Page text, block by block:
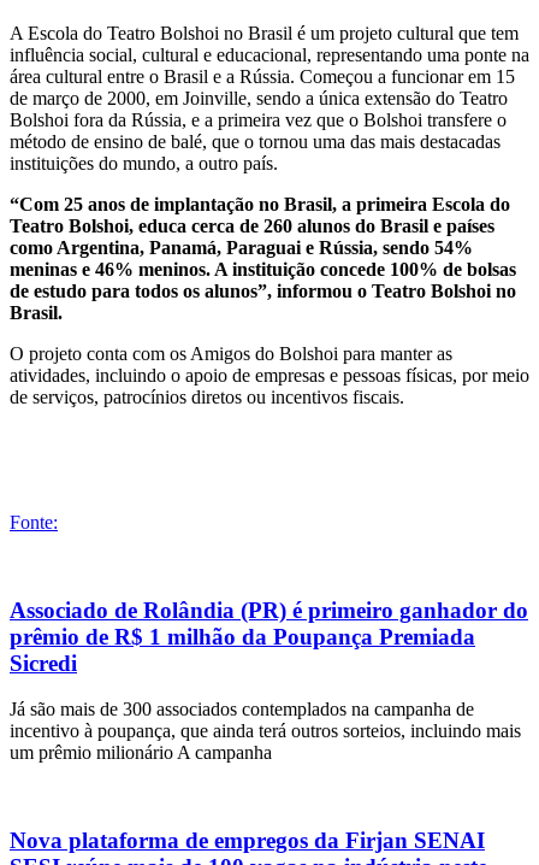
A Escola do Teatro Bolshoi no Brasil é um projeto cultural que tem
influência social, cultural e educacional, representando uma ponte na
área cultural entre o Brasil e a Rússia. Começou a funcionar em 15
de março de 2000, em Joinville, sendo a única extensão do Teatro
Bolshoi fora da Rússia, e a primeira vez que o Bolshoi transfere o
método de ensino de balé, que o tornou uma das mais destacadas
instituições do mundo, a outro país.
“Com 25 anos de implantação no Brasil, a primeira Escola do
Teatro Bolshoi, educa cerca de 260 alunos do Brasil e países
como Argentina, Panamá, Paraguai e Rússia, sendo 54%
meninas e 46% meninos. A instituição concede 100% de bolsas
de estudo para todos os alunos”, informou o Teatro Bolshoi no
Brasil.
O projeto conta com os Amigos do Bolshoi para manter as
atividades, incluindo o apoio de empresas e pessoas físicas, por meio
de serviços, patrocínios diretos ou incentivos fiscais.
Fonte:
Associado de Rolândia (PR) é primeiro ganhador do
prêmio de R$ 1 milhão da Poupança Premiada
Sicredi
Já são mais de 300 associados contemplados na campanha de
incentivo à poupança, que ainda terá outros sorteios, incluindo mais
um prêmio milionário A campanha
Nova plataforma de empregos da Firjan SENAI